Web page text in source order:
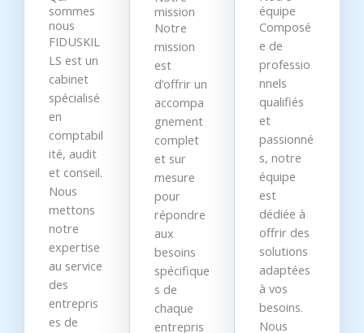
sommes
nous
FIDUSKIL
LS est un
cabinet
spécialisé
en
comptabil
ité, audit
et conseil.
Nous
mettons
notre
expertise
au service
des
entrepris
es de
mission
Notre
mission
est
d’offrir un
accompa
gnement
complet
et sur
mesure
pour
répondre
aux
besoins
spécifique
s de
chaque
entrepris
équipe
Composé
e de
professio
nnels
qualifiés
et
passionné
s, notre
équipe
est
dédiée à
offrir des
solutions
adaptées
à vos
besoins.
Nous